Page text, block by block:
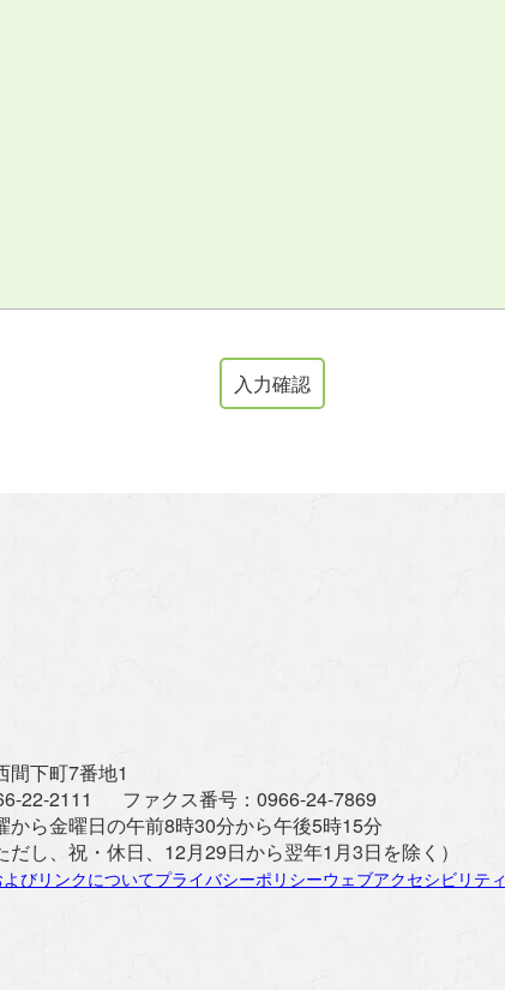
間下町7番地1
22-2111 ファクス番号： 0966-24-7869
から金曜日の午前8時30分から午後5時15分
だし、祝・休日、12月29日から翌年1月3日を除く）
びリンクについてプライバシーポリシーウェブアクセシビリティ